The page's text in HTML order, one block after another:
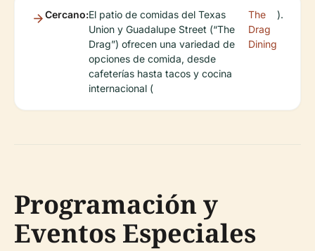
Cercano:El patio de comidas del Texas
Union y Guadalupe Street (“The
Drag”) ofrecen una variedad de
opciones de comida, desde
cafeterías hasta tacos y cocina
internacional (
The
Drag
Dining
).
Programación y
Eventos Especiales